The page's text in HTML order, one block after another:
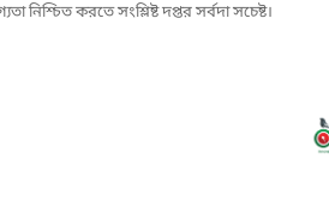
নিশ্চিত করতে সংশ্লিষ্ট দপ্তর সর্বদা সচেষ্ট।